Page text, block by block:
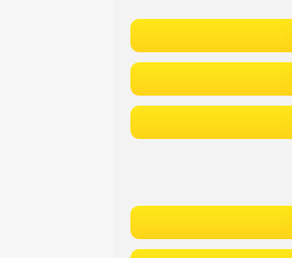
Сетевые отели Вьетнама
Сетевые отели Сейшел
Сетевые отели Маврикия